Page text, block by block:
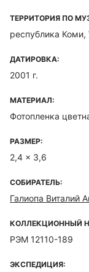
ТЕРРИТОРИЯ ПО
республика
ДАТИРОВКА:
2001 г.
МАТЕРИАЛ:
Фотопленка
РАЗМЕР:
2,4 x 3,6
СОБИРАТЕЛЬ:
Галиопа Виталий
КОЛЛЕКЦИОННЫЙ
РЭМ 12110-189
ЭКСПЕДИЦИЯ: